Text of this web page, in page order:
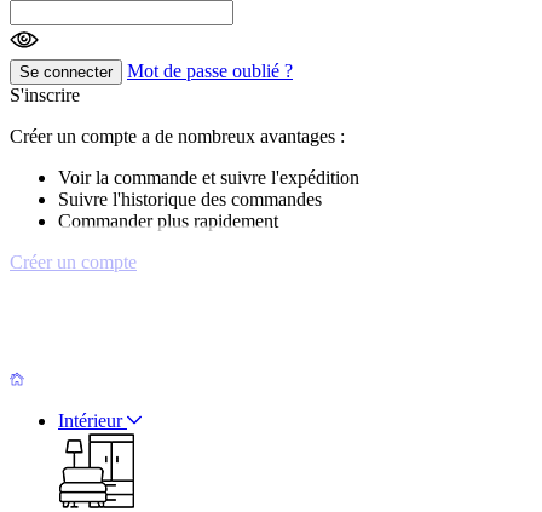
Se connecter
Mot de passe oublié ?
S'inscrire
Créer un compte a de nombreux avantages :
Voir la commande et suivre l'expédition
Suivre l'historique des commandes
Commander plus rapidement
Créer un compte
Intérieur